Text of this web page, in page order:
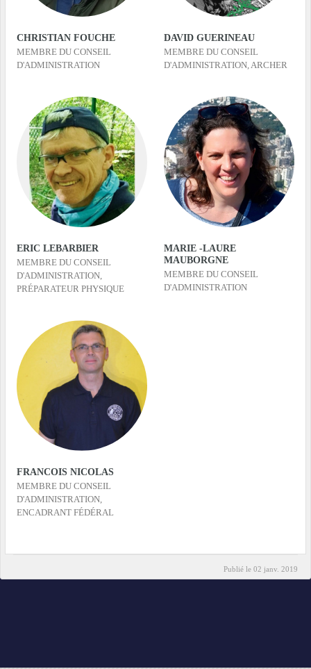
CHRISTIAN FOUCHE
MEMBRE DU CONSEIL
D'ADMINISTRATION
DAVID GUERINEAU
MEMBRE DU CONSEIL
D'ADMINISTRATION, ARCHER
ERIC LEBARBIER
MEMBRE DU CONSEIL
D'ADMINISTRATION,
PRÉPARATEUR PHYSIQUE
MARIE -LAURE
MAUBORGNE
MEMBRE DU CONSEIL
D'ADMINISTRATION
FRANCOIS NICOLAS
MEMBRE DU CONSEIL
D'ADMINISTRATION,
ENCADRANT FÉDÉRAL
Publié le 02 janv. 2019